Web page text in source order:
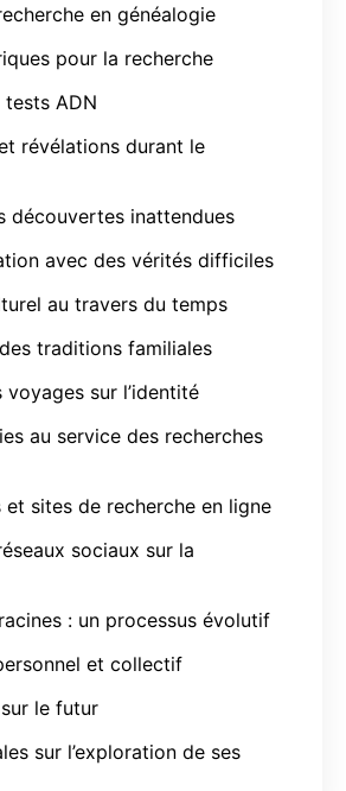
en généalogie
pour la recherche
tests ADN
révélations durant le
découvertes inattendues
avec des vérités difficiles
au travers du temps
traditions familiales
voyages sur l’identité
au service des recherches
sites de recherche en ligne
sociaux sur la
: un processus évolutif
et collectif
le futur
sur l’exploration de ses